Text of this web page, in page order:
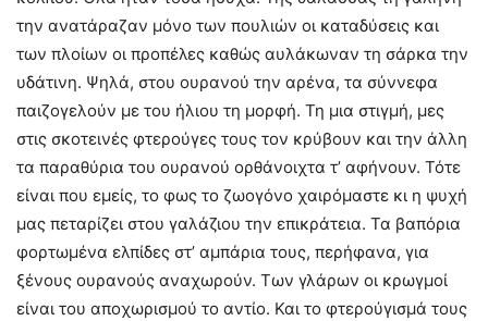
την ανατάραζαν μόνο των πουλιών οι καταδύσεις και
των πλοίων οι προπέλες καθώς αυλάκωναν τη σάρκα την
υδάτινη. Ψηλά, στου ουρανού την αρένα, τα σύννεφα
παιζογελούν με του ήλιου τη μορφή. Τη μια στιγμή, μες
στις σκοτεινές φτερούγες τους τον κρύβουν και την άλλη
τα παραθύρια του ουρανού ορθάνοιχτα τ’ αφήνουν. Τότε
είναι που εμείς, το φως το ζωογόνο χαιρόμαστε κι η ψυχή
μας πεταρίζει στου γαλάζιου την επικράτεια. Τα βαπόρια
φορτωμένα ελπίδες στ’ αμπάρια τους, περήφανα, για
ξένους ουρανούς αναχωρούν. Των γλάρων οι κρωγμοί
είναι του αποχωρισμού το αντίο. Και το φτερούγισμά τους